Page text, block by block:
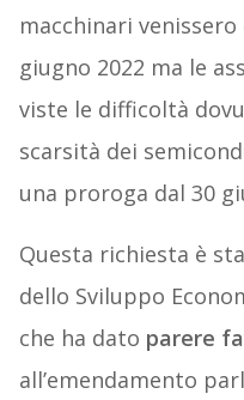
macchinari
giugno 2022 ma le
viste le difficoltà
scarsità dei
una proroga dal 30
Questa richiesta è
dello Sviluppo
che ha dato parere
all’emendamento